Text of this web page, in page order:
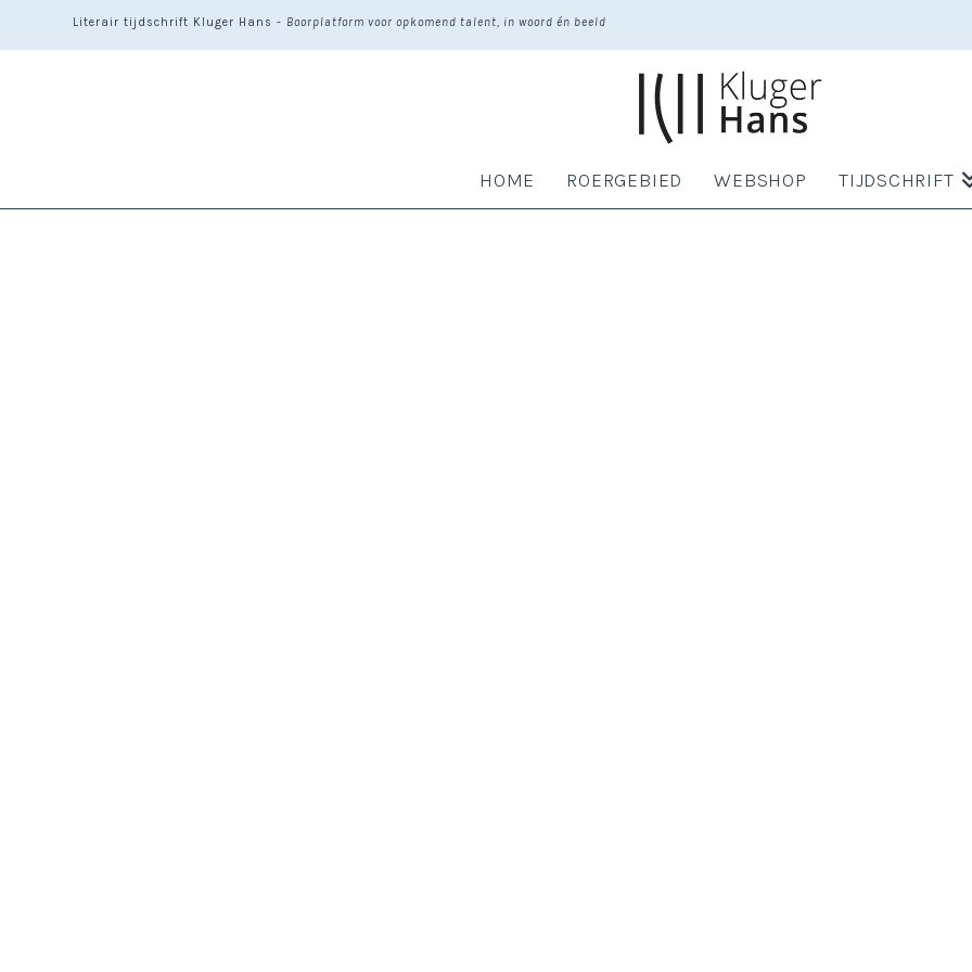
Literair tijdschrift Kluger Hans - Boorplatform voor opkomend talent, in woord én beeld
HOME ROERGEBIED WEBSHOP TIJDSCHRIFT